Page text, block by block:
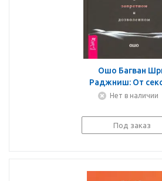
Ошо Багван
Раджниш: От
сверхсознанию.
дозволенном
Нет в наличии
Под заказ